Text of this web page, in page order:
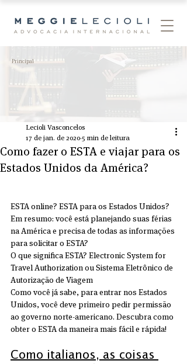
Principal
Como fazer o ESTA e viajar para os
Estados Unidos da América?
Lecioli Vasconcelos
17 de jan. de 2020 5 min de leitura
ESTA online? ESTA para os Estados Unidos?
Em resumo: você está planejando suas férias
na América e precisa de todas as informações
para solicitar o ESTA?
O que significa ESTA? Electronic System for
Travel Authorization ou Sistema Eletrônico de
Autorização de Viagem
Como você já sabe, para entrar nos Estados
Unidos, você deve primeiro pedir permissão
ao governo norte-americano. Descubra como
obter o ESTA da maneira mais fácil e rápida!
Como italianos, as coisas